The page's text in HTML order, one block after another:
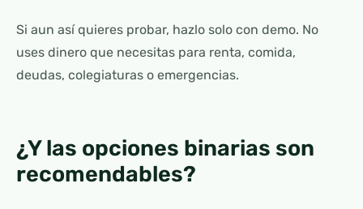
Si aun así quieres probar, hazlo solo con demo. No
uses dinero que necesitas para renta, comida,
deudas, colegiaturas o emergencias.
¿Y las opciones binarias son
recomendables?